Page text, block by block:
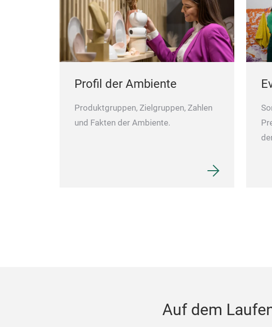
Profil der Ambiente
Produktgruppen, Zielgruppen, Zahlen
und Fakten der Ambiente.
Auf dem